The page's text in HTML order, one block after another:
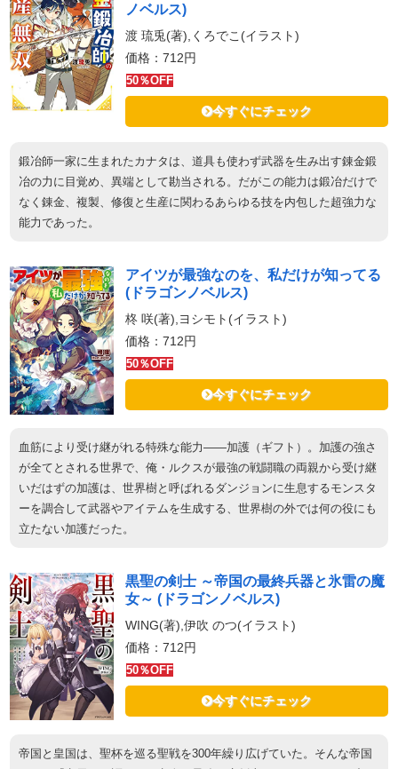
ノベルス)
渡 琉兎(著),くろでこ(イラスト)
価格：712円
50％OFF
今すぐにチェック
鍛冶師一家に生まれたカナタは、道具も使わず武器を生み出す錬金鍛
冶の力に目覚め、異端として勘当される。だがこの能力は鍛冶だけで
なく錬金、複製、修復と生産に関わるあらゆる技を内包した超強力な
能力であった。
アイツが最強なのを、私だけが知ってる
(ドラゴンノベルス)
柊 咲(著),ヨシモト(イラスト)
価格：712円
50％OFF
今すぐにチェック
血筋により受け継がれる特殊な能力――加護（ギフト）。加護の強さ
が全てとされる世界で、俺・ルクスが最強の戦闘職の両親から受け継
いだはずの加護は、世界樹と呼ばれるダンジョンに生息するモンスタ
ーを調合して武器やアイテムを生成する、世界樹の外では何の役にも
立たない加護だった。
黒聖の剣士 ～帝国の最終兵器と氷雷の魔
女～ (ドラゴンノベルス)
WING(著),伊吹 のつ(イラスト)
価格：712円
50％OFF
今すぐにチェック
帝国と皇国は、聖杯を巡る聖戦を300年繰り広げていた。そんな帝国